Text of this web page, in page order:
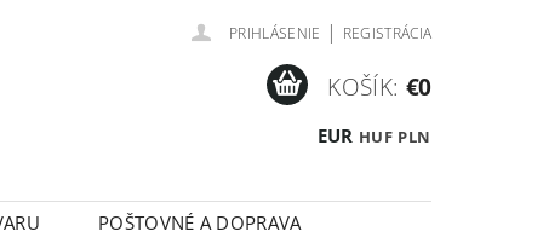
PRIHLÁSENIE | REGISTRÁCIA
EUR HUF PLN
KOŠÍK: €0
POŠTOVNÉ A DOPRAVA